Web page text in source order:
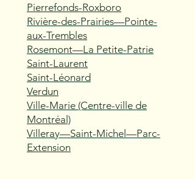
Pierrefonds-Roxboro
Rivière-des-Prairies—Pointe-
aux-Trembles
Rosemont—La Petite-Patrie
Saint-Laurent
Saint-Léonard
Verdun
Ville-Marie (Centre-ville de
Montréal)
Villeray—Saint-Michel—Parc-
Extension